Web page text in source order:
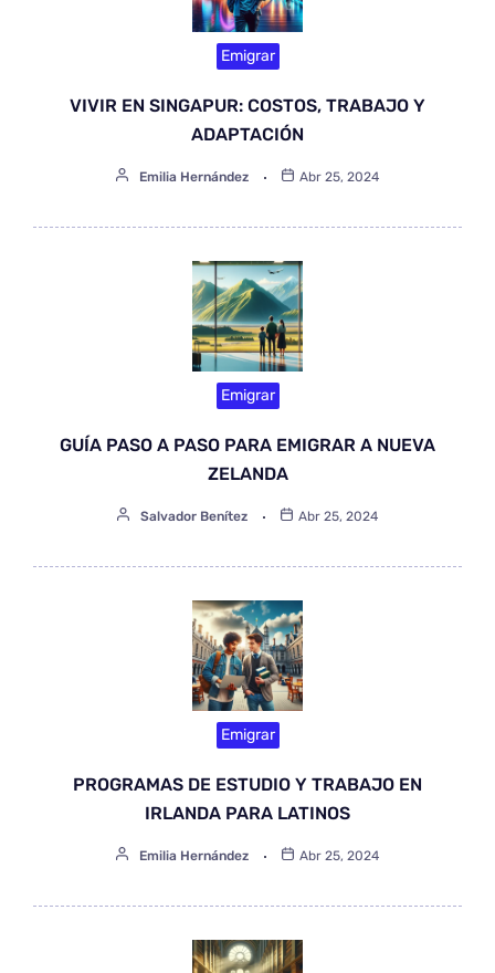
Emigrar
VIVIR EN SINGAPUR: COSTOS, TRABAJO Y
ADAPTACIÓN
Emilia Hernández Abr 25, 2024
Emigrar
GUÍA PASO A PASO PARA EMIGRAR A NUEVA
ZELANDA
Salvador Benítez Abr 25, 2024
Emigrar
PROGRAMAS DE ESTUDIO Y TRABAJO EN
IRLANDA PARA LATINOS
Emilia Hernández Abr 25, 2024